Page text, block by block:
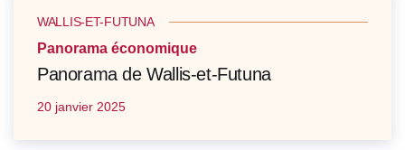
WALLIS-ET-FUTUNA
Panorama économique
Panorama de Wallis-et-Futuna
20 janvier 2025